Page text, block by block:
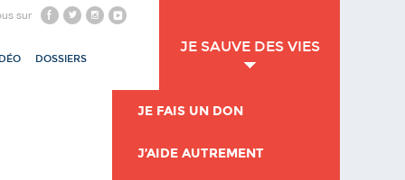
sur
DOSSIERS
JE SAUVE DES VIES
JE FAIS UN DON
J’AIDE AUTREMENT